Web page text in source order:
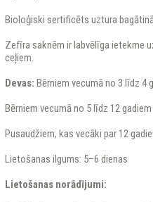
Bioloģiski sertificēts uztura
Zefīra saknēm ir labvēlīga ietekme
ceļiem.
Devas: Bērniem vecumā no 3 līdz 4
Bērniem vecumā no 5 līdz 12
Pusaudžiem, kas vecāki par 12
Lietošanas ilgums: 5–6 dienas
Lietošanas norādījumi: